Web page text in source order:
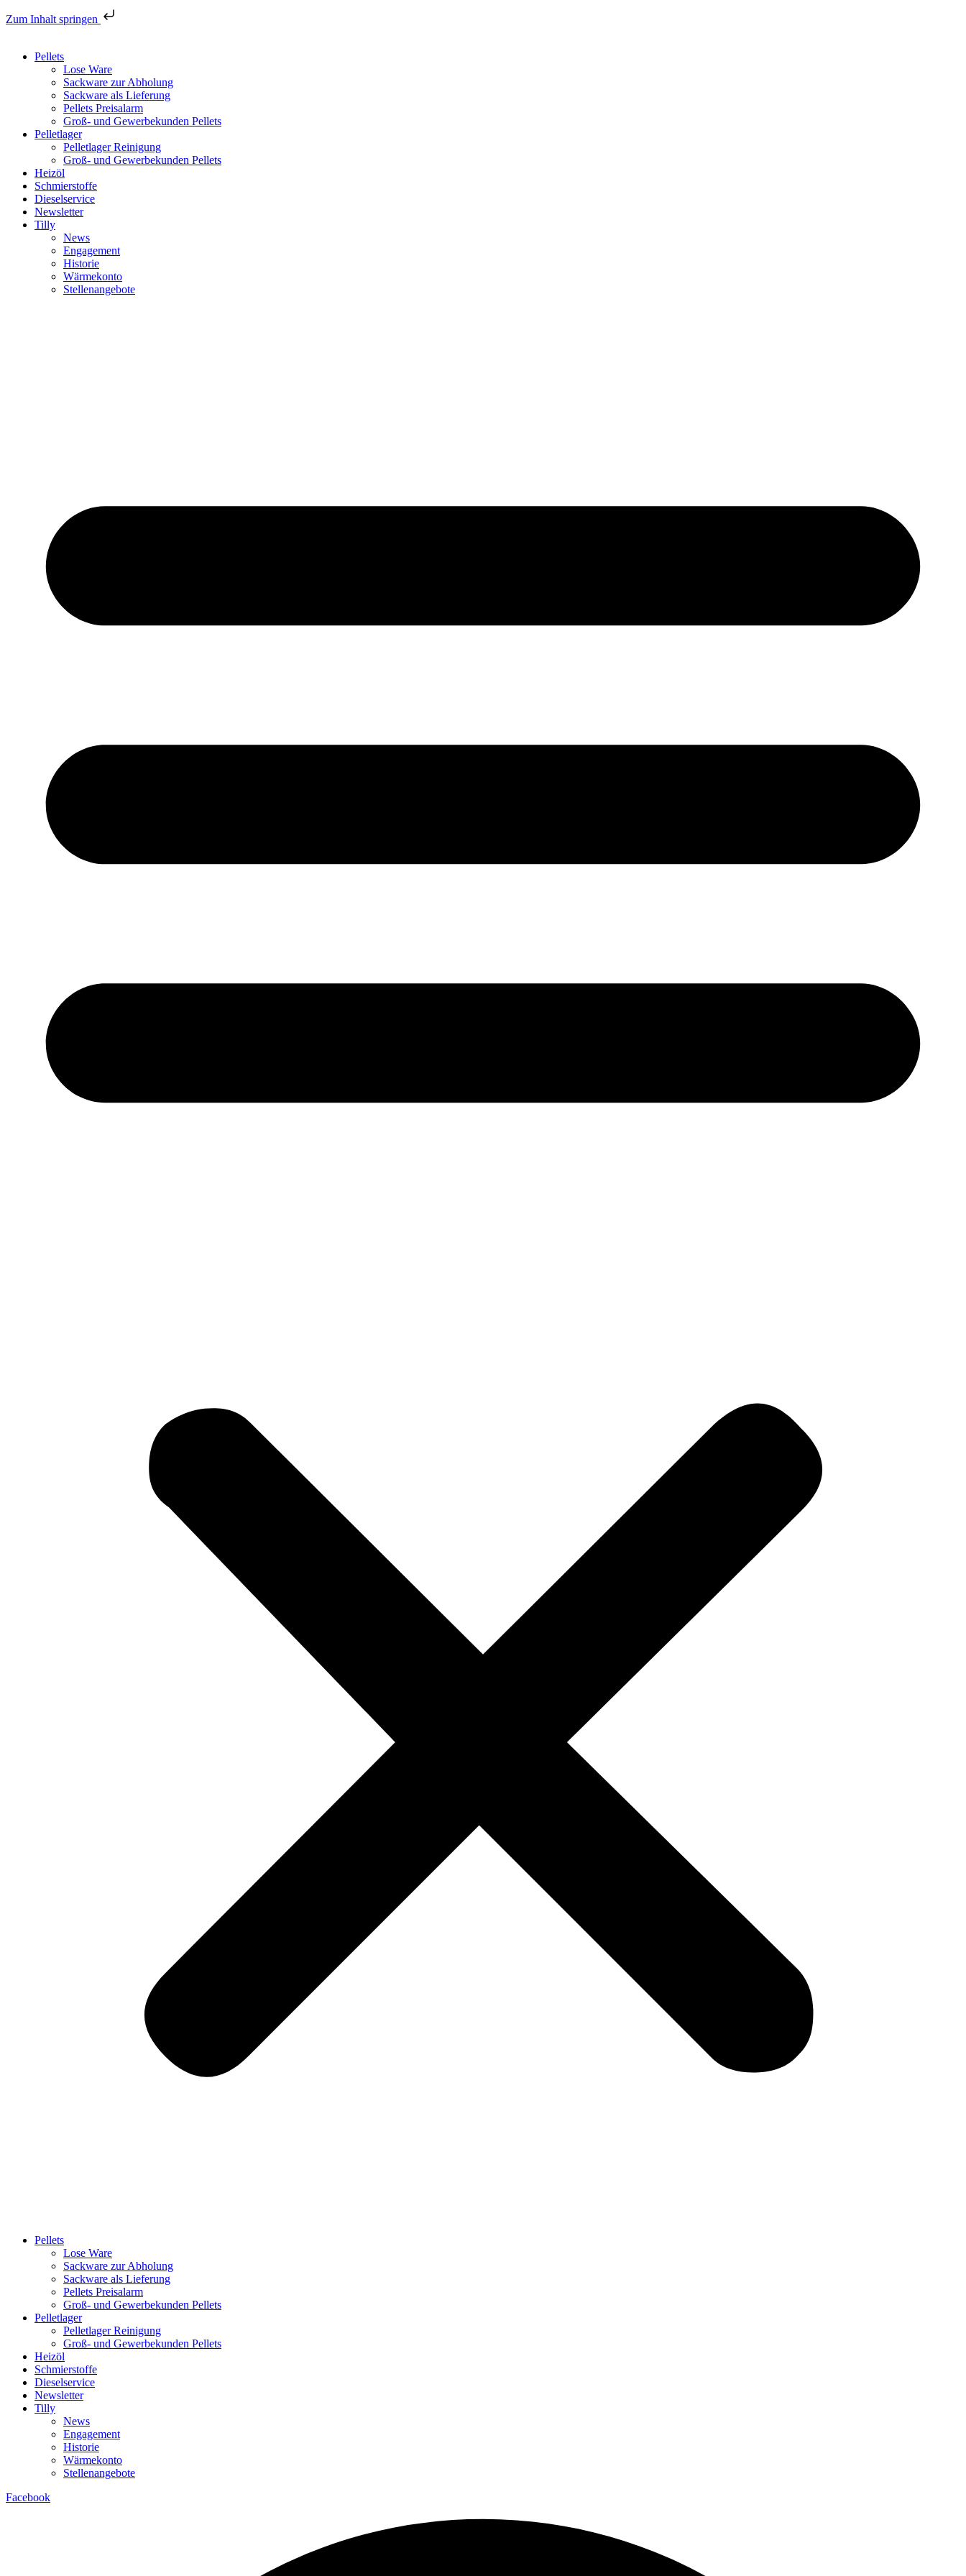
Zum Inhalt springen
Pellets
Lose Ware
Sackware zur Abholung
Sackware als Lieferung
Pellets Preisalarm
Groß- und Gewerbekunden Pellets
Pelletlager
Pelletlager Reinigung
Groß- und Gewerbekunden Pellets
Heizöl
Schmierstoffe
Dieselservice
Newsletter
Tilly
News
Engagement
Historie
Wärmekonto
Stellenangebote
Pellets
Lose Ware
Sackware zur Abholung
Sackware als Lieferung
Pellets Preisalarm
Groß- und Gewerbekunden Pellets
Pelletlager
Pelletlager Reinigung
Groß- und Gewerbekunden Pellets
Heizöl
Schmierstoffe
Dieselservice
Newsletter
Tilly
News
Engagement
Historie
Wärmekonto
Stellenangebote
Facebook